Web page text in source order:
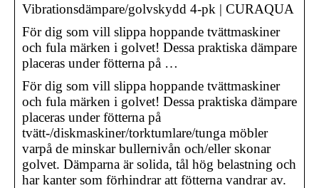
Vibrationsdämpare/golvskydd 4-pk | CURAQUA
För dig som vill slippa hoppande tvättmaskiner
och fula märken i golvet! Dessa praktiska dämpare
placeras under fötterna på …
För dig som vill slippa hoppande tvättmaskiner
och fula märken i golvet! Dessa praktiska dämpare
placeras under fötterna på
tvätt-/diskmaskiner/torktumlare/tunga möbler
varpå de minskar bullernivån och/eller skonar
golvet. Dämparna är solida, tål hög belastning och
har kanter som förhindrar att fötterna vandrar av.